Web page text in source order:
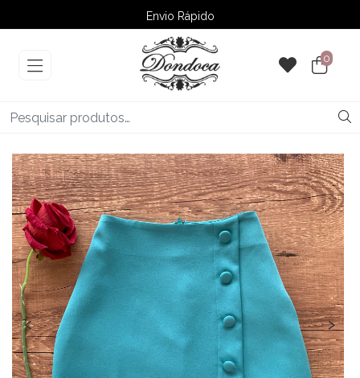
Envio Rápido
➚ Ofertas– Até 60% OFF
0
‹ ›